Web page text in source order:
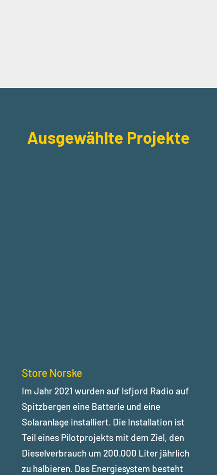
Ausgewählte Projekte
Store Norske
Im Jahr 2021 wurden auf Isfjord Radio auf
Spitzbergen eine Batterie und eine
Solaranlage installiert. Die Installation ist
Teil eines Pilotprojekts mit dem Ziel, den
Dieselverbrauch um 200.000 Liter jährlich
zu halbieren. Das Energiesystem besteht